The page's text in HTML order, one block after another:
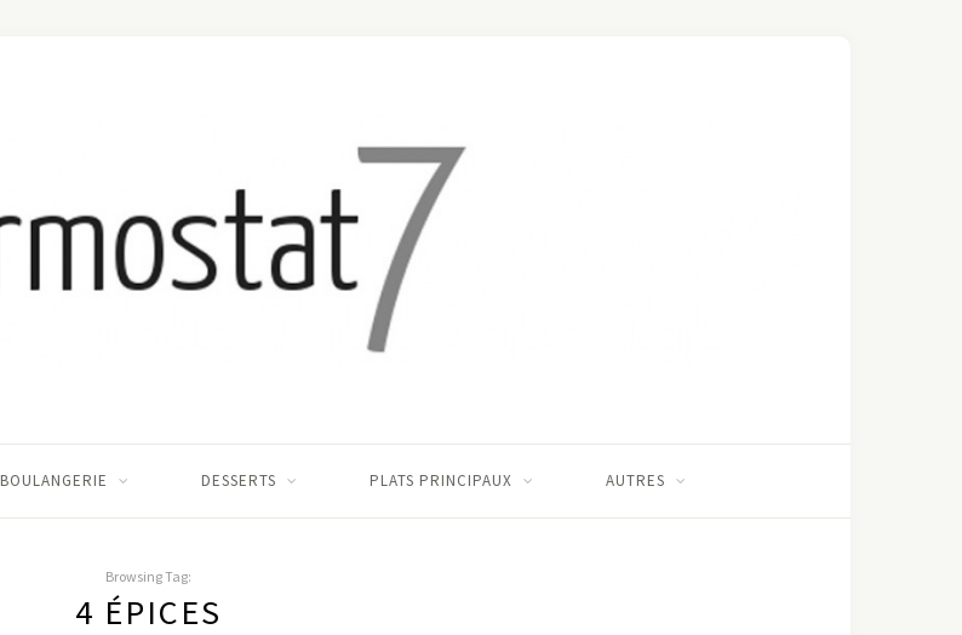
BOULANGERIE DESSERTS PLATS PRINCIPAUX AUTRES
Browsing Tag:
4 ÉPICES